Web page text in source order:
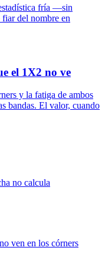
fría —sin
del nombre en
el 1X2 no ve
y la fatiga de ambos
bandas. El valor, cuando
no calcula
ven en los córners